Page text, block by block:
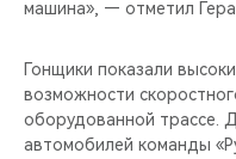
машина», — отметил
Гонщики показали
возможности
оборудованной трассе.
автомобилей команды